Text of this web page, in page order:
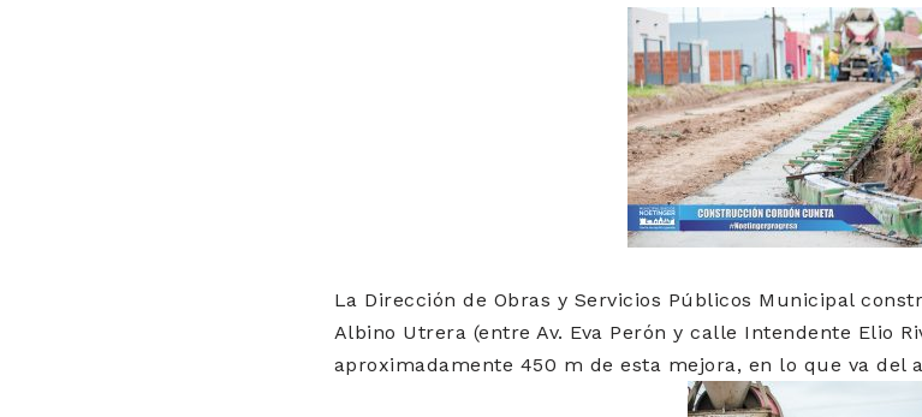
La Dirección de Obras y Servicios Públicos Municipal
Albino Utrera (entre Av. Eva Perón y calle Intendente Elio
aproximadamente 450 m de esta mejora, en lo que va del